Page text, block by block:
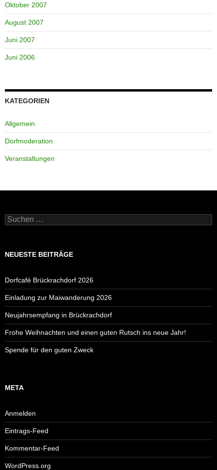
Oktober 2007
August 2007
Juni 2007
Juni 2006
KATEGORIEN
Allgemein
Dorfmoderation
Veranstaltungen
Suchen
nach:
NEUESTE BEITRÄGE
Dorfcafé Brückrachdorf 2026
Einladung zur Maiwanderung 2026
Neujahrsempfang in Brückrachdorf
Frohe Weihnachten und einen guten Rutsch ins neue Jahr!
Spende für den guten Zweck
META
Anmelden
Eintrags-Feed
Kommentar-Feed
WordPress.org